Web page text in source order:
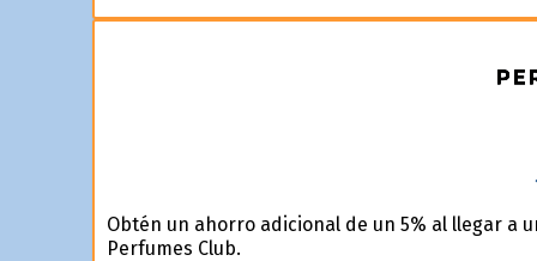
Obtén un ahorro adicional de un 5% al llegar a
Perfumes Club.